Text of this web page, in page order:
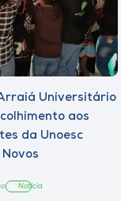
Universitário
aos
da Unoesc
Notícia